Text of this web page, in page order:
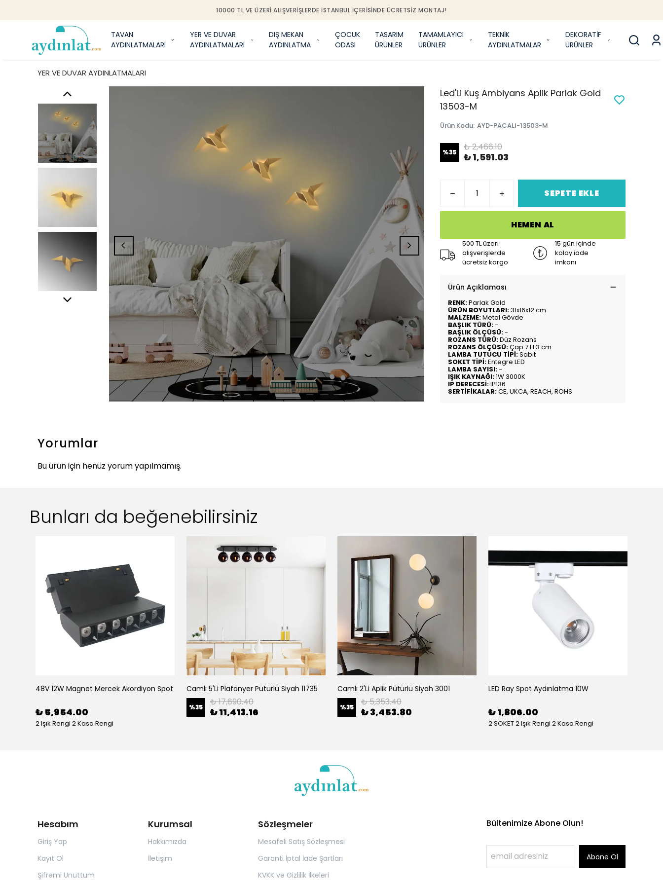
10000 TL VE ÜZERI ALIŞVERIŞLERDE İSTANBUL IÇERISINDE ÜCRETSIZ MONTAJ!
TAVAN
AYDINLATMALARI
YER VE DUVAR
AYDINLATMALARI
DIŞ MEKAN
AYDINLATMA
ÇOCUK
ODASI
TASARIM
ÜRÜNLER
TAMAMLAYICI
ÜRÜNLER
TEKNİK
AYDINLATMALAR
DEKORATİF
ÜRÜNLER
YER VE DUVAR AYDINLATMALARI
Led'Li Kuş Ambiyans Aplik Parlak Gold
13503-M
Ürün Kodu: AYD-PACALI-13503-M
%35 ₺ 2,466.10
₺ 1,591.03
SEPETE EKLE
HEMEN AL
500 TL üzeri
alışverişlerde
ücretsiz kargo
15 gün içinde
kolay iade
imkanı
Ürün Açıklaması
RENK:Parlak Gold
ÜRÜN BOYUTLARI:31x16x12 cm
MALZEME:Metal Gövde
BAŞLIK TÜRÜ:-
BAŞLIK ÖLÇÜSÜ:-
ROZANS TÜRÜ:Düz Rozans
ROZANS ÖLÇÜSÜ:Çap:7 H:3 cm
LAMBA TUTUCU TİPİ:Sabit
SOKET TİPİ:Entegre LED
LAMBA SAYISI:-
IŞIK KAYNAĞI:1W 3000K
IP DERECESİ:IP136
SERTİFİKALAR:CE, UKCA, REACH, ROHS
Yorumlar
Bu ürün için henüz yorum yapılmamış.
Bunları da beğenebilirsiniz
48V 12W Magnet Mercek Akordiyon Spot
₺ 5,954.00
2 Işık Rengi 2 Kasa Rengi
Camlı 5'Li Plafönyer Pütürlü Siyah 11735
%35 ₺ 17,690.40
₺ 11,413.16
Camlı 2'Li Aplik Pütürlü Siyah 3001
%35 ₺ 5,353.40
₺ 3,453.80
LED Ray Spot Aydınlatma 10W
₺ 1,806.00
2 SOKET 2 Işık Rengi 2 Kasa Rengi
Hesabım
Giriş Yap
Kayıt Ol
Şifremi Unuttum
Kurumsal
Hakkımızda
İletişim
Sözleşmeler
Mesafeli Satış Sözleşmesi
Garanti İptal İade Şartları
KVKK ve Gizlilik İlkeleri
Bültenimize Abone Olun!
Abone Ol